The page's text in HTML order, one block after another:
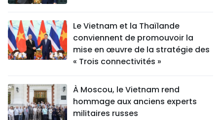
Le Vietnam et la Thaïlande
conviennent de promouvoir la
mise en œuvre de la stratégie des
« Trois connectivités »
À Moscou, le Vietnam rend
hommage aux anciens experts
militaires russes